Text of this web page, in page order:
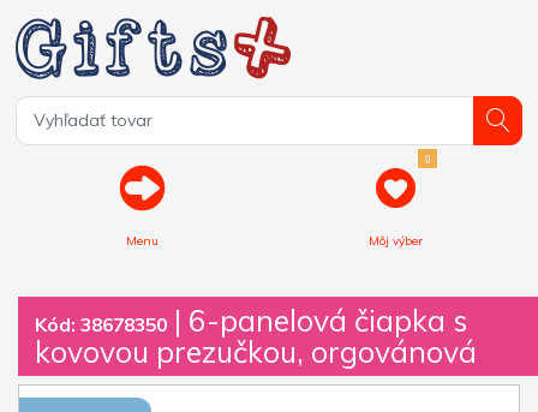
Menu
0
Môj výber
Kód: 38678350 | 6-panelová čiapka s
kovovou prezučkou, orgovánová